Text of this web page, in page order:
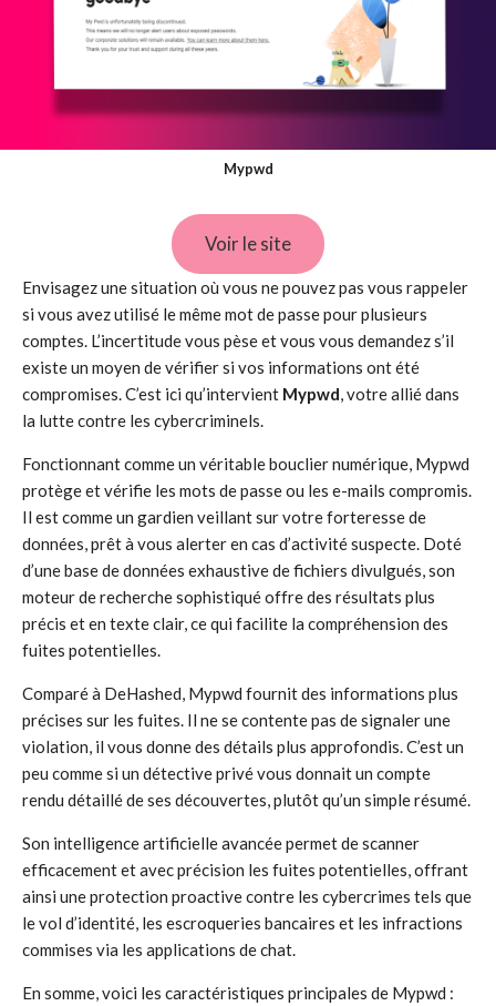
Mypwd
Voir le site
Envisagez une situation où vous ne pouvez pas vous rappeler
si vous avez utilisé le même mot de passe pour plusieurs
comptes. L’incertitude vous pèse et vous vous demandez s’il
existe un moyen de vérifier si vos informations ont été
compromises. C’est ici qu’intervient Mypwd, votre allié dans
la lutte contre les cybercriminels.
Fonctionnant comme un véritable bouclier numérique, Mypwd
protège et vérifie les mots de passe ou les e-mails compromis.
Il est comme un gardien veillant sur votre forteresse de
données, prêt à vous alerter en cas d’activité suspecte. Doté
d’une base de données exhaustive de fichiers divulgués, son
moteur de recherche sophistiqué offre des résultats plus
précis et en texte clair, ce qui facilite la compréhension des
fuites potentielles.
Comparé à DeHashed, Mypwd fournit des informations plus
précises sur les fuites. Il ne se contente pas de signaler une
violation, il vous donne des détails plus approfondis. C’est un
peu comme si un détective privé vous donnait un compte
rendu détaillé de ses découvertes, plutôt qu’un simple résumé.
Son intelligence artificielle avancée permet de scanner
efficacement et avec précision les fuites potentielles, offrant
ainsi une protection proactive contre les cybercrimes tels que
le vol d’identité, les escroqueries bancaires et les infractions
commises via les applications de chat.
En somme, voici les caractéristiques principales de Mypwd :